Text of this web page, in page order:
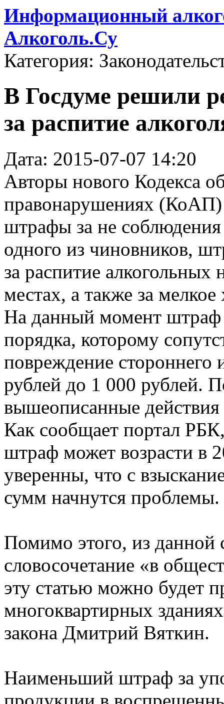
Информационный
Алкоголь.Су
Категория:
В Госдуме решили
за распитие
Дата: 2015-07-07 14:20
Авторы нового Кодекса
правонарушениях (КоАП)
штрафы за не
одного из чиновников,
за распитие
местах, а также за мелкое
На данный момент штраф
порядка, которому
повреждение стороннего
рублей до 1 000 рублей.
вышеописанные действия
Как сообщает портал
штраф может возрасти в
уверенны, что с
сумм начнутся проблемы.
Помимо этого, из данной
словосочетание «в
эту статью можно будет
многоквартирных
закона Дмитрий Вяткин.
Наименьший штраф за